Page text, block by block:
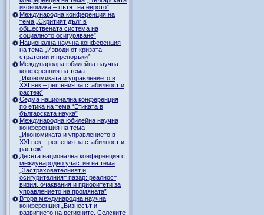
икономика – пътят на еврото”
Международна конференция на
тема „Скритият дълг в
обществената система на
социалното осигуряване”
Национална научна конференция
на тема „Изводи от кризата –
стратегии и препоръки”
Международна юбилейна научна
конференция на тема
„Икономиката и управлението в
ХХI век – решения за стабилност и
растеж”
Седма национална конференция
по етика на тема “Етиката в
българската наука”
Международна юбилейна научна
конференция на тема
„Икономиката и управлението в
ХХI век – решения за стабилност и
растеж”
Десета национална конференция с
международно участие на тема
„Застрахователният и
осигурителният пазар: реалност,
визия, очаквания и приоритети за
управлението на промяната”
Втора международна научна
конференция „Бизнесът и
развитието на регионите. Селските